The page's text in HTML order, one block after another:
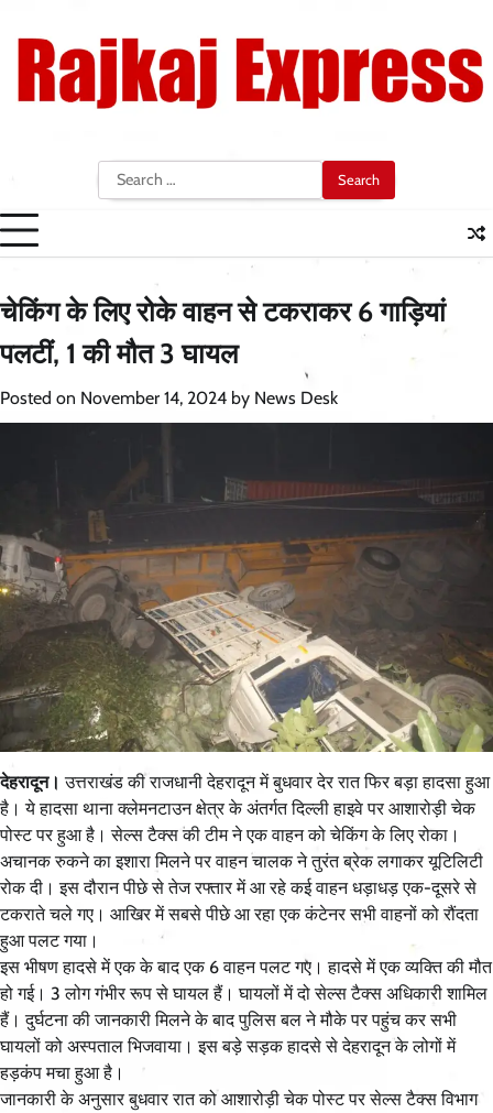
content
Search
for:
चेकिंग के लिए रोके वाहन से टकराकर 6 गाड़ियां
पलटीं, 1 की मौत 3 घायल
Posted on November 14, 2024 by News Desk
देहरादून। उत्तराखंड की राजधानी देहरादून में बुधवार देर रात फिर बड़ा हादसा हुआ
है। ये हादसा थाना क्लेमनटाउन क्षेत्र के अंतर्गत दिल्ली हाइवे पर आशारोड़ी चेक
पोस्ट पर हुआ है। सेल्स टैक्स की टीम ने एक वाहन को चेकिंग के लिए रोका।
अचानक रुकने का इशारा मिलने पर वाहन चालक ने तुरंत ब्रेक लगाकर यूटिलिटी
रोक दी। इस दौरान पीछे से तेज रफ्तार में आ रहे कई वाहन धड़ाधड़ एक-दूसरे से
टकराते चले गए। आखिर में सबसे पीछे आ रहा एक कंटेनर सभी वाहनों को रौंदता
हुआ पलट गया।
इस भीषण हादसे में एक के बाद एक 6 वाहन पलट गए। हादसे में एक व्यक्ति की मौत
हो गई। 3 लोग गंभीर रूप से घायल हैं। घायलों में दो सेल्स टैक्स अधिकारी शामिल
हैं। दुर्घटना की जानकारी मिलने के बाद पुलिस बल ने मौके पर पहुंच कर सभी
घायलों को अस्पताल भिजवाया। इस बड़े सड़क हादसे से देहरादून के लोगों में
हड़कंप मचा हुआ है।
जानकारी के अनुसार बुधवार रात को आशारोड़ी चेक पोस्ट पर सेल्स टैक्स विभाग